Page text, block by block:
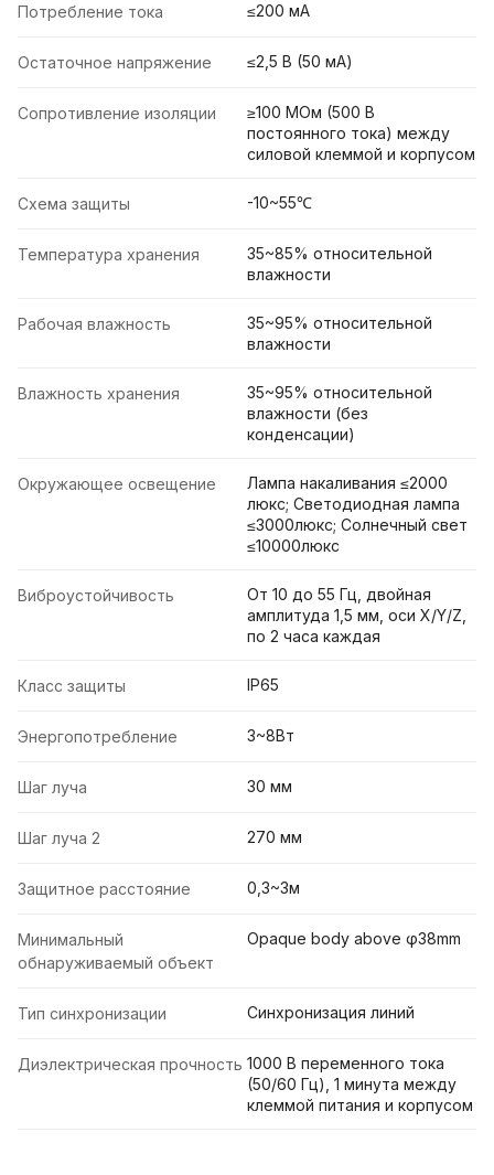
Потребление тока ≤200 мА
Остаточное напряжение ≤2,5 В (50 мА)
Сопротивление изоляции
≥100 МОм (500 В
постоянного тока) между
силовой клеммой и корпусом
Схема защиты -10~55℃
Температура хранения
35~85% относительной
влажности
Рабочая влажность
35~95% относительной
влажности
Влажность хранения
35~95% относительной
влажности (без
конденсации)
Окружающее освещение
Лампа накаливания ≤2000
люкс; Светодиодная лампа
≤3000люкс; Солнечный свет
≤10000люкс
Виброустойчивость
От 10 до 55 Гц, двойная
амплитуда 1,5 мм, оси X/Y/Z,
по 2 часа каждая
Класс защиты IP65
Энергопотребление 3~8Вт
Шаг луча 30 мм
Шаг луча 2 270 мм
Защитное расстояние 0,3~3м
Минимальный
обнаруживаемый объект
Opaque body above φ38mm
Тип синхронизации Синхронизация линий
Диэлектрическая прочность 1000 В переменного тока
(50/60 Гц), 1 минута между
клеммой питания и корпусом